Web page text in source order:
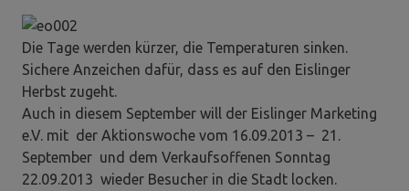
Die Tage werden kürzer, die Temperaturen sinken.
Sichere Anzeichen dafür, dass es auf den Eislinger
Herbst zugeht.
Auch in diesem September will der Eislinger Marketing
e.V. mit der Aktionswoche vom 16.09.2013 – 21.
September und dem Verkaufsoffenen Sonntag
22.09.2013 wieder Besucher in die Stadt locken.